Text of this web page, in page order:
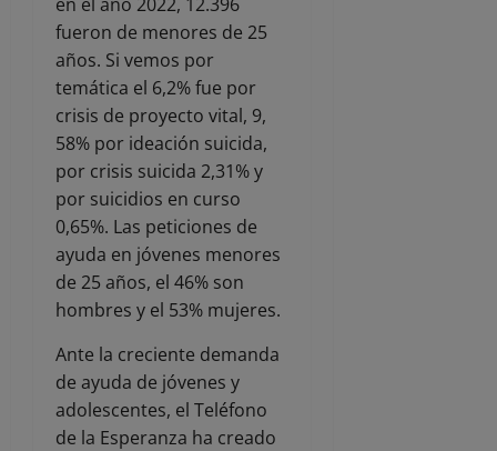
fueron de menores de 25
años. Si vemos por
temática el 6,2% fue por
crisis de proyecto vital, 9,
58% por ideación suicida,
por crisis suicida 2,31% y
por suicidios en curso
0,65%. Las peticiones de
ayuda en jóvenes menores
de 25 años, el 46% son
hombres y el 53% mujeres.
Ante la creciente demanda
de ayuda de jóvenes y
adolescentes, el Teléfono
de la Esperanza ha creado